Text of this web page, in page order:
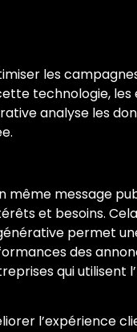
les
technologie,
analyse les
même message
et besoins.
permet
des
qui
l’expérience